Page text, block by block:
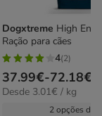
Dogxtreme High
Ração para cães
4
estrelas
com
4(2)
Preço
de
37.99€-72.18€
3.01€
Desde 3.01€ / kg
2 opções de